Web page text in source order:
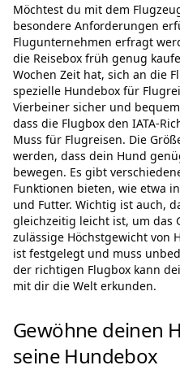
Möchtest du mit dem
besondere Anforderungen
Flugunternehmen erfragt
die Reisebox früh genug
Wochen Zeit hat, sich an die
spezielle Hundebox für
Vierbeiner sicher und
dass die Flugbox den IATA-
Muss für Flugreisen. Die
werden, dass dein Hund
bewegen. Es gibt
Funktionen bieten, wie etwa
und Futter. Wichtig ist auch,
gleichzeitig leicht ist, um das
zulässige Höchstgewicht von
ist festgelegt und muss
der richtigen Flugbox kann
mit dir die Welt erkunden.
Gewöhne deinen
seine Hundebox